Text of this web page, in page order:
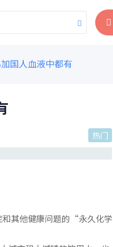
国人血液中都有
热门
和其他健康问题的“永久化学